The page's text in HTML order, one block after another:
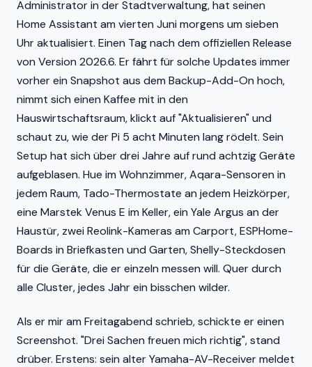
Administrator in der Stadtverwaltung, hat seinen
Home Assistant am vierten Juni morgens um sieben
Uhr aktualisiert. Einen Tag nach dem offiziellen Release
von Version 2026.6. Er fährt für solche Updates immer
vorher ein Snapshot aus dem Backup-Add-On hoch,
nimmt sich einen Kaffee mit in den
Hauswirtschaftsraum, klickt auf "Aktualisieren" und
schaut zu, wie der Pi 5 acht Minuten lang rödelt. Sein
Setup hat sich über drei Jahre auf rund achtzig Geräte
aufgeblasen. Hue im Wohnzimmer, Aqara-Sensoren in
jedem Raum, Tado-Thermostate an jedem Heizkörper,
eine Marstek Venus E im Keller, ein Yale Argus an der
Haustür, zwei Reolink-Kameras am Carport, ESPHome-
Boards in Briefkasten und Garten, Shelly-Steckdosen
für die Geräte, die er einzeln messen will. Quer durch
alle Cluster, jedes Jahr ein bisschen wilder.
Als er mir am Freitagabend schrieb, schickte er einen
Screenshot. "Drei Sachen freuen mich richtig", stand
drüber. Erstens: sein alter Yamaha-AV-Receiver meldet